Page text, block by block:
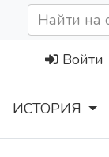
Войти
ИСТОРИЯ